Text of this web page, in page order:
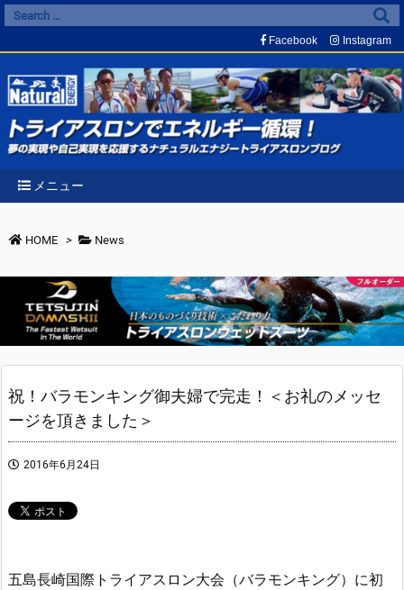
メニュー
Facebook Instagram
HOME > News
祝！バラモンキング御夫婦で完走！＜お礼のメッセ
ージを頂きました＞
2016年6月24日
五島長崎国際トライアスロン大会（バラモンキング）に初